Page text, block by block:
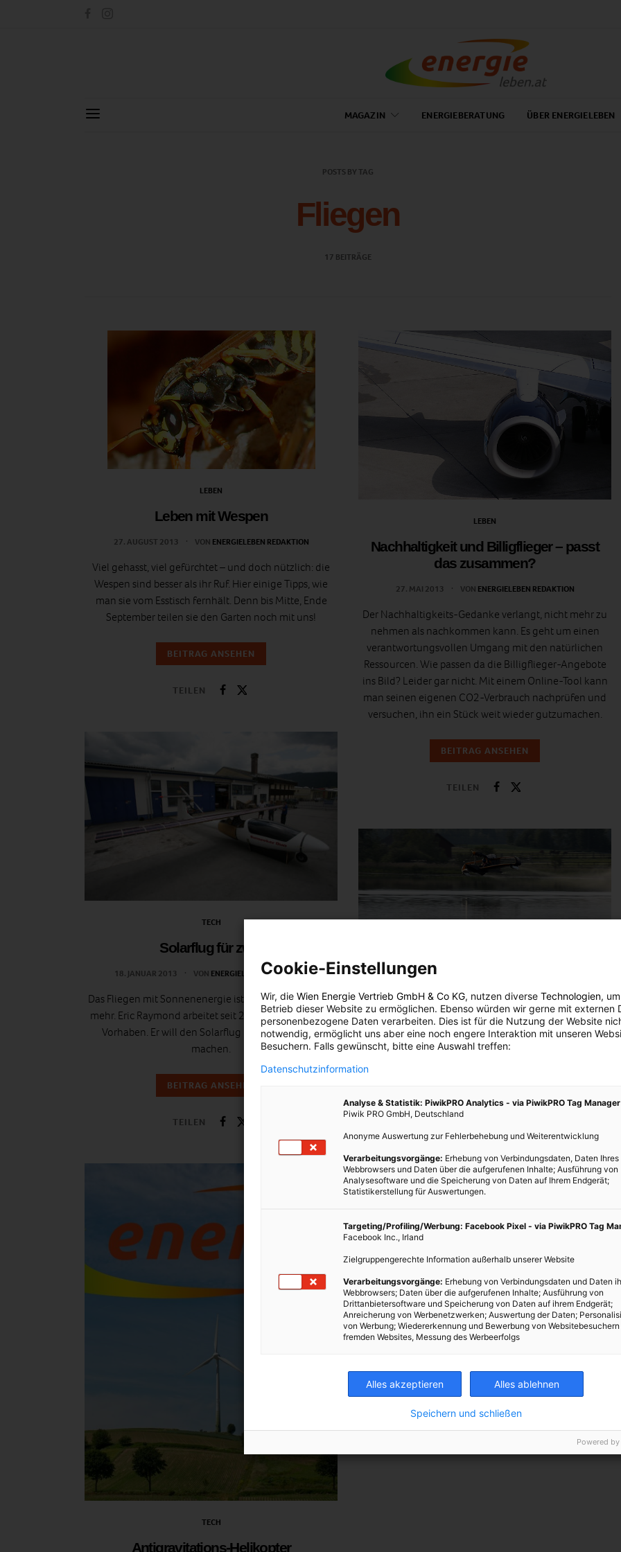
MAGAZIN ENERGIEBERATUNG ÜBER ENERGIELEBEN
POSTS BY TAG
Fliegen
17 BEITRÄGE
LEBEN
Leben mit Wespen
27. AUGUST 2013 VON ENERGIELEBEN REDAKTION
Viel gehasst, viel gefürchtet – und doch nützlich: die
Wespen sind besser als ihr Ruf. Hier einige Tipps, wie
man sie vom Esstisch fernhält. Denn bis Mitte, Ende
September teilen sie den Garten noch mit uns!
BEITRAG ANSEHEN
TEILEN
TECH
Solarflug für zwei
18. JANUAR 2013 VON ENERGIELEBEN REDAKTION
Das Fliegen mit Sonnenenergie ist längst keine Utopie
mehr. Eric Raymond arbeitet seit 20 Jahren an diesem
Vorhaben. Er will den Solarflug nun doppelsitzig
machen.
BEITRAG ANSEHEN
TEILEN
TECH
Antigravitations-Helikopter
LEBEN
Nachhaltigkeit und Billigflieger – passt
das zusammen?
27. MAI 2013 VON ENERGIELEBEN REDAKTION
Der Nachhaltigkeits-Gedanke verlangt, nicht mehr zu
nehmen als nachkommen kann. Es geht um einen
verantwortungsvollen Umgang mit den natürlichen
Ressourcen. Wie passen da die Billigflieger-Angebote
ins Bild? Leider gar nicht. Mit einem Online-Tool kann
man seinen eigenen CO2-Verbrauch nachprüfen und
versuchen, ihn ein Stück weit wieder gutzumachen.
BEITRAG ANSEHEN
TEILEN
Ultraleichtes Wasser­­flug­­zeug mit
Elektromotor
10. OKTOBER 2012 VON ENERGIELEBEN REDAKTION
Ist es ein Jet Ski? Ist es ein Flugzeug? FlyNano ist beides.
elektrisch betriebener Jet Ski, der abhebt.
BEITRAG ANSEHEN
TEILEN
Cookie-Einstellungen
Wir, die Wien Energie Vertrieb GmbH & Co KG, nutzen diverse Technologien,
Betrieb dieser Website zu ermöglichen. Ebenso würden wir gerne mit externen
personenbezogene Daten verarbeiten. Dies ist für die Nutzung der Website
notwendig, ermöglicht uns aber eine noch engere Interaktion mit unseren
Besuchern. Falls gewünscht, bitte eine Auswahl treffen:
Datenschutzinformation
Analyse & Statistik: PiwikPRO Analytics - via PiwikPRO Tag Manager
Piwik PRO GmbH, Deutschland
Anonyme Auswertung zur Fehlerbehebung und Weiterentwicklung
Verarbeitungsvorgänge: Erhebung von Verbindungsdaten, Daten Ihres
Webbrowsers und Daten über die aufgerufenen Inhalte; Ausführung von
Analysesoftware und die Speicherung von Daten auf Ihrem Endgerät;
Statistikerstellung für Auswertungen.
Targeting/Profiling/Werbung: Facebook Pixel - via PiwikPRO Tag
Facebook Inc., Irland
Zielgruppengerechte Information außerhalb unserer Website
Verarbeitungsvorgänge: Erhebung von Verbindungsdaten und Daten
Webbrowsers; Daten über die aufgerufenen Inhalte; Ausführung von
Drittanbietersoftware und Speicherung von Daten auf ihrem Endgerät;
Anreicherung von Werbenetzwerken; Auswertung der Daten;
von Werbung; Wiedererkennung und Bewerbung von
fremden Websites, Messung des Werbeerfolgs
Alles akzeptieren Alles ablehnen
Speichern und schließen
Powered by